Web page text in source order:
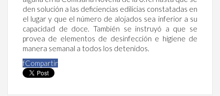
den solución a las deficiencias edilicias constatadas en
el lugar y que el número de alojados sea inferior a su
capacidad de doce. También se instruyó a que se
provea de elementos de desinfección e higiene de
manera semanal a todos los detenidos.
fCompartir